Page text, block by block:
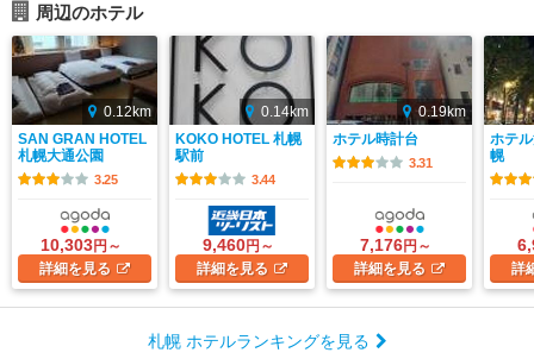
周辺のホテル
0.12km
SAN GRAN HOTEL
札幌大通公園
3.25
10,303円～
詳細を見る
0.14km
KOKO HOTEL 札幌
駅前
3.44
9,460円～
詳細を見る
0.19km
ホテル時計台
3.31
7,176円～
詳細を見る
ホテ
幌
詳
札幌 ホテルランキングを見る